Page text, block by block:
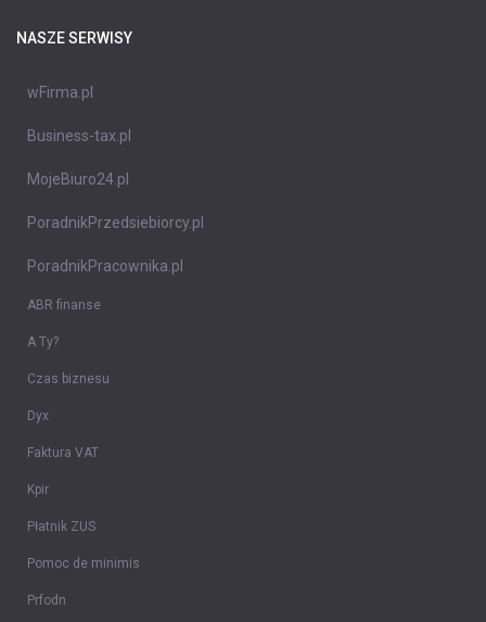
NASZE SERWISY
wFirma.pl
Business-tax.pl
MojeBiuro24.pl
PoradnikPrzedsiebiorcy.pl
PoradnikPracownika.pl
ABR finanse
A Ty?
Czas biznesu
Dyx
Faktura VAT
Kpir
Płatnik ZUS
Pomoc de minimis
Prfodn